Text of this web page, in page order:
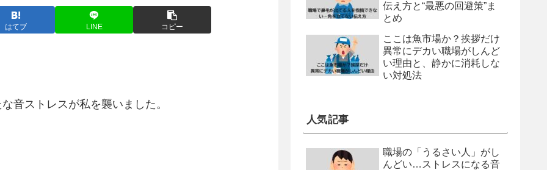
はてブ LINE コピー
音ストレスが私を襲いました。
伝え方と“最悪の回避策”ま
とめ
ここは魚市場か？挨拶だけ
異常にデカい職場がしんど
い理由と、静かに消耗しな
い対処法
人気記事
職場の「うるさい人」がし
んどい…ストレスになる音